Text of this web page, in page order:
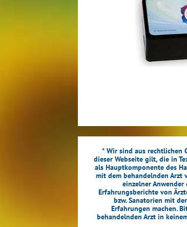
* Wir sind aus rechtlichen
dieser Webseite gilt, die in
als Hauptkomponente des
mit dem behandelnden Arzt
einzelner Anwender
Erfahrungsberichte von
bzw. Sanatorien mit
Erfahrungen machen.
behandelnden Arzt in